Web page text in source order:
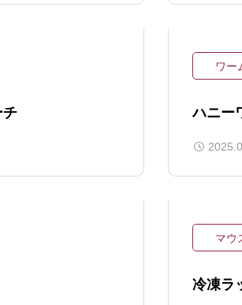
チ
ワー
ハニー
マウ
冷凍ラ